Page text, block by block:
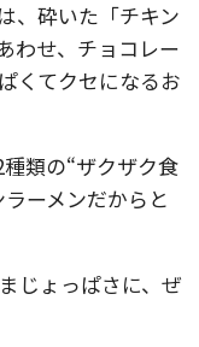
、砕いた「チキン
わせ、チョコレー
くてクセになるお
類の“ザクザク食
ーメンだからと
じょっぱさに、ぜ